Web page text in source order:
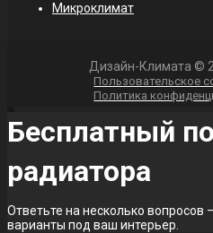
Микроклимат
Дизайн-Климата ©
Пользовательское
Политика
Бесплатный
радиатора
Ответьте на несколько вопросов
варианты под ваш интерьер.